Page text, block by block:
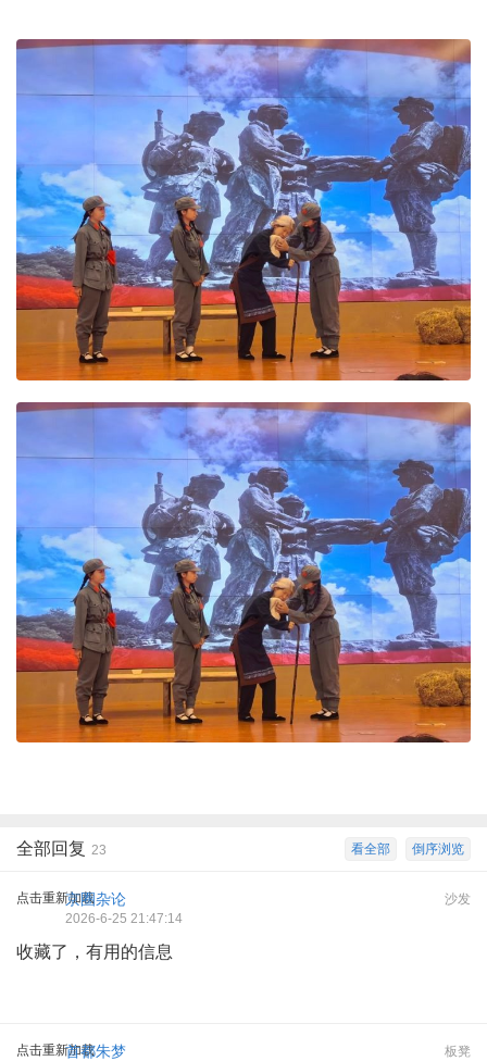
倒序浏览
看全部
全部回复 23
点击重新加载 沙发
京圈杂论
2026-6-25 21:47:14
收藏了，有用的信息
点击重新加载 板凳
首都朱梦